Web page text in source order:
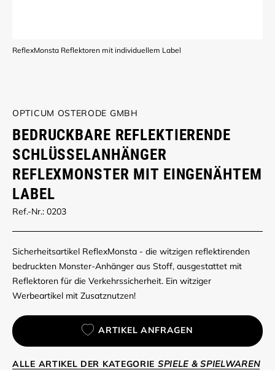
ReflexMonsta Reflektoren mit individuellem Label
OPTICUM OSTERODE GMBH
BEDRUCKBARE REFLEKTIERENDE
SCHLÜSSELANHÄNGER
REFLEXMONSTER MIT EINGENÄHTEM
LABEL
Ref.-Nr.: 0203
Sicherheitsartikel ReflexMonsta - die witzigen reflektirenden
bedruckten Monster-Anhänger aus Stoff, ausgestattet mit
Reflektoren für die Verkehrssicherheit. Ein witziger
Werbeartikel mit Zusatznutzen!
ARTIKEL ANFRAGEN
ALLE ARTIKEL DER KATEGORIE SPIELE & SPIELWAREN